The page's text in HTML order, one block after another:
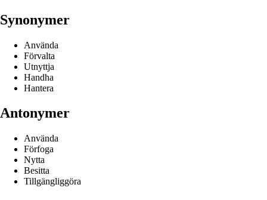
Synonymer
Använda
Förvalta
Utnyttja
Handha
Hantera
Antonymer
Använda
Förfoga
Nytta
Besitta
Tillgängliggöra